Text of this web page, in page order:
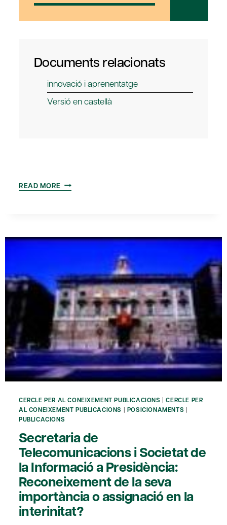
Documents relacionats
innovació i aprenentatge
Versió en castellà
READ MORE ESPAIS
EN
ORGANITZACIONS
CERCLE PER AL CONEIXEMENT PUBLICACIONS |CERCLE PER
AL CONEIXEMENT PUBLICACIONS | POSICIONAMENTS |
PUBLICACIONS
Secretaria de
Telecomunicacions i Societat de
la Informació a Presidència:
Reconeixement de la seva
importància o assignació en la
interinitat?